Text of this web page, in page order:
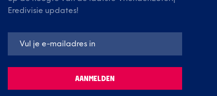
Eredivisie updates!
AANMELDEN